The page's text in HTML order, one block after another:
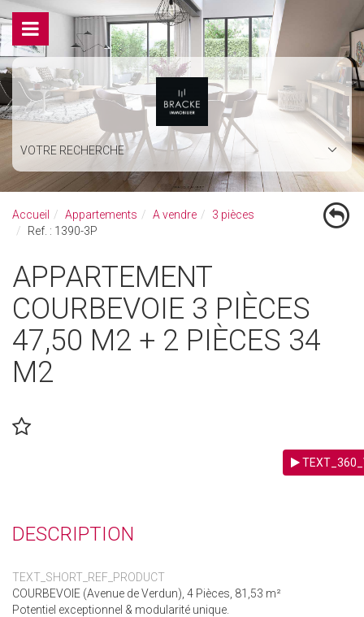
VOTRE RECHERCHE
Accueil Appartements A vendre
3 pièces
Ref. : 1390-3P
APPARTEMENT
COURBEVOIE 3 PIÈCES
47,50 M2 + 2 PIÈCES 34
M2
DESCRIPTION
TEXT_SHORT_REF_PRODUCT
COURBEVOIE (Avenue de Verdun), 4 Pièces, 81,53 m²
Potentiel exceptionnel & modularité unique.